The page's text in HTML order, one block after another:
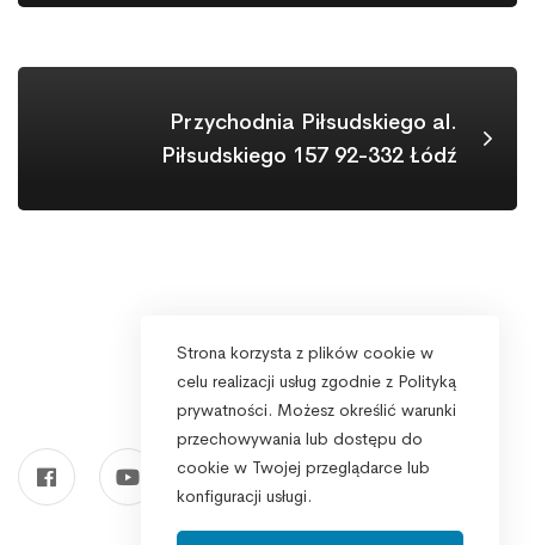
Przychodnia Piłsudskiego al.
Piłsudskiego 157 92-332 Łódź
Strona korzysta z plików cookie w
celu realizacji usług zgodnie z Polityką
prywatności. Możesz określić warunki
przechowywania lub dostępu do
cookie w Twojej przeglądarce lub
konfiguracji usługi.